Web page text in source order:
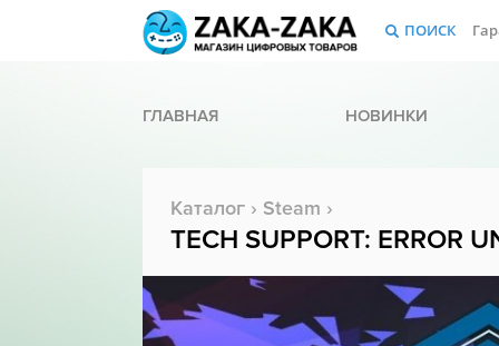
ПОИСК
ГЛАВНАЯ НОВИНКИ
Каталог › Steam ›
TECH SUPPORT: ERROR